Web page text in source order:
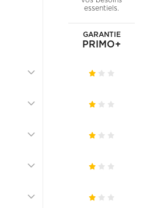
Télécharger le détail
essentiels.
GARANTIE
PRIMO+